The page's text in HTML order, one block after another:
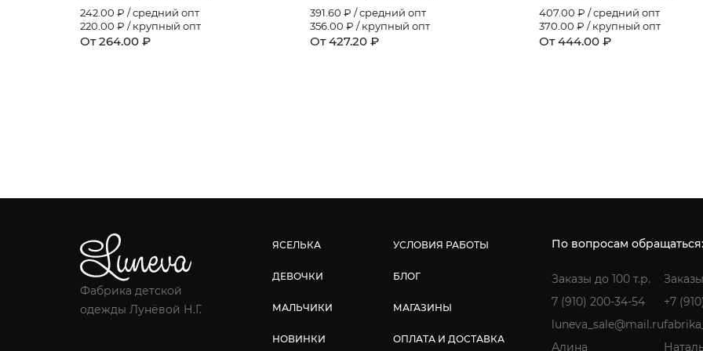
242.00 ₽ / средний опт
220.00 ₽ / крупный опт
От 264.00 ₽
391.60 ₽ / средний опт
356.00 ₽ / крупный опт
От 427.20 ₽
407.00 ₽ / средний опт
370.00 ₽ / крупный опт
От 444.00 ₽
Фабрика детской
одежды Лунёвой Н.Г.
ЯСЕЛЬКА
ДЕВОЧКИ
МАЛЬЧИКИ
НОВИНКИ
УСЛОВИЯ РАБОТЫ
БЛОГ
МАГАЗИНЫ
ОПЛАТА И ДОСТАВКА
По вопросам обращаться:
Заказы до 100 т.р.
7 (910) 200-34-54
luneva_sale@mail.ru
Алина
+7